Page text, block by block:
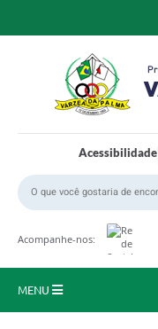
Acessibilidade
Acompanhe-nos:
MENU